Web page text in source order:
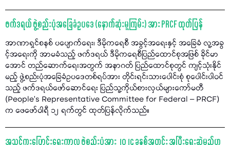
ဖက်ဒရယ် ဖွဲ့စည်းပုံအခြေခံဥပဒေ (နောက်ဆုံးမူကြမ်း) အား PRCF ထုတ်ပြန်
အာဏာရှင်စနစ် ပပျောက်ရေး၊ ဒီမိုကရေစီ အခွင့်အရေးနှင့် အခြေခံ လူ့အခွ
င့်အရေးကို အာမခံသည့် ဖက်ဒရယ် ဒီမိုကရေစီပြည်ထောင်စုအဖြစ် ခိုင်မာ
အောင် တည်ဆောက်ရေးအတွက် အနာဂတ် ပြည်ထောင်စုတွင် ကျင့်သုံးနိုင်
မည့် ဖွဲ့စည်းပုံအခြေခံဥပဒေတစ်ရပ်အား တိုင်းရင်းသားပေါင်းစုံ စုပေါင်းပါဝင်
သည့် ဖက်ဒရယ်ဖော်ဆောင်ရေး ပြည်သူ့ကိုယ်စားလှယ်များကော်မတီ
(People’s Representative Committee for Federal – PRCF)
က ဖေဖော်ဝါရီ ၁၂ ရက်တွင် ထုတ်ပြန်လိုက်သည်။